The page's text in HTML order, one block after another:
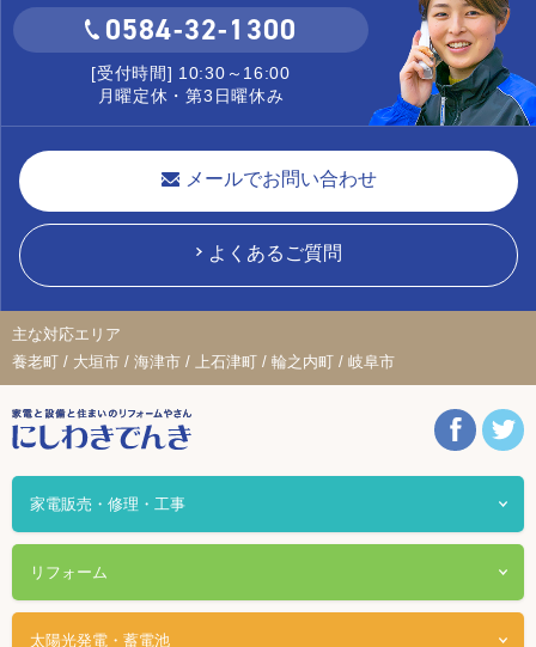
0584-32-1300
[受付時間] 10:30～16:00
月曜定休・第3日曜休み
メールでお問い合わせ
よくあるご質問
主な対応エリア
養老町 / 大垣市 / 海津市 / 上石津町 / 輪之内町 / 岐阜市
家電販売・修理・工事
リフォーム
太陽光発電・蓄電池